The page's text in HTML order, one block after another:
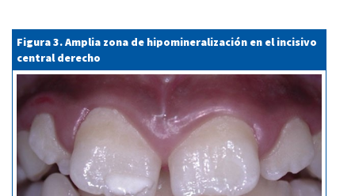
Figura 3. Amplia zona de hipomineralización en el incisivo
central derecho